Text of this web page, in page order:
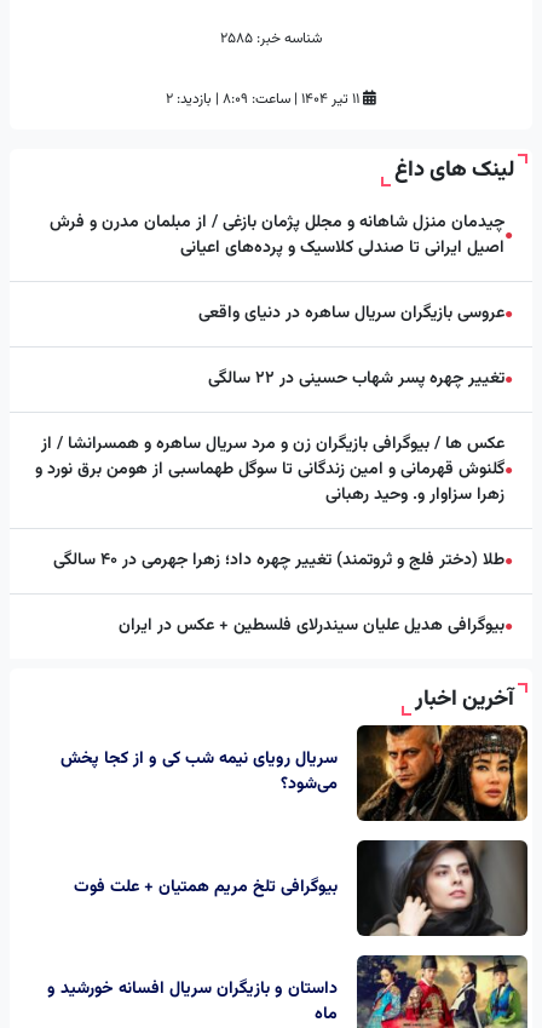
شناسه خبر:
| ساعت: ۸:۰۹ | بازدید: 2
لینک های داغ
●چیدمان منزل شاهانه و مجلل پژمان بازغی / از مبلمان مدرن و فرش
اصیل ایرانی تا صندلی کلاسیک و پرده‌های اعیانی
●عروسی بازیگران سریال ساهره در دنیای واقعی
●تغییر چهره پسر شهاب حسینی در ۲۲ سالگی
●
عکس ها / بیوگرافی بازیگران زن و مرد سریال ساهره و همسرانشا / از
گلنوش قهرمانی و امین زندگانی تا سوگل طهماسبی از هومن برق نورد و
زهرا سزاوار و. وحید رهبانی
●طلا (دختر فلج و ثروتمند) تغییر چهره داد؛ زهرا جهرمی در ۴۰ سالگی
●بیوگرافی هدیل علیان سیندرلای فلسطین + عکس در ایران
آخرین اخبار
سریال رویای نیمه شب کی و از کجا پخش
می‌شود؟
بیوگرافی تلخ مریم همتیان + علت فوت
داستان و بازیگران سریال افسانه خورشید و
ماه